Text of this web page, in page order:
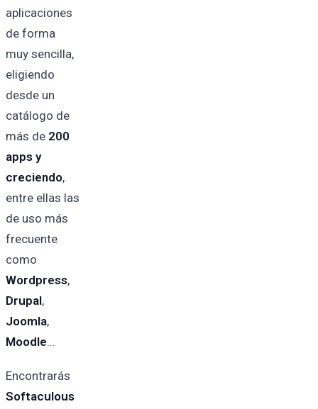
aplicaciones
de forma
muy sencilla,
eligiendo
desde un
catálogo de
más de 200
apps y
creciendo,
entre ellas las
de uso más
frecuente
como
Wordpress,
Drupal,
Joomla,
Moodle...
Encontrarás
Softaculous